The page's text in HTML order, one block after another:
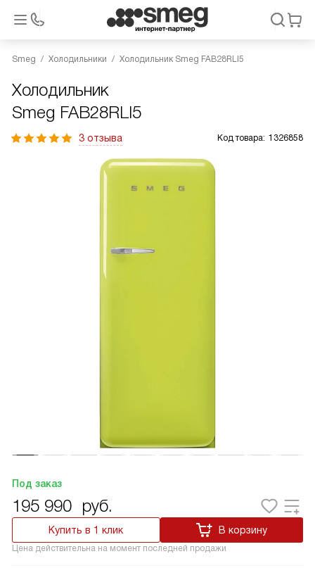
Smeg Холодильники Холодильник Smeg FAB28RLI5
Холодильник
Smeg FAB28RLI5
3 отзыва Код товара: 1326858
Под заказ
195 990 руб.
Купить в 1 клик В корзину
Цена действительна на момент последней продажи